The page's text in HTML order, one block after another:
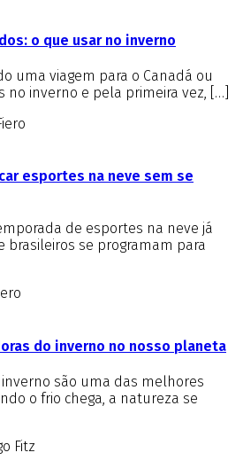
o que usar no inverno
uma viagem para o Canadá ou
no inverno e pela primeira vez, […]
esportes na neve sem se
de esportes na neve já
brasileiros se programam para
do inverno no nosso planeta
são uma das melhores
o frio chega, a natureza se
Fitz